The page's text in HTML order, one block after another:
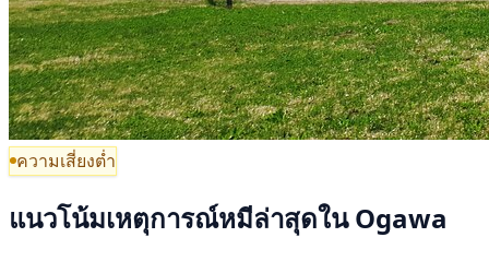
ความเสี่ยงต่ำ
แนวโน้มเหตุการณ์หมีล่าสุดใน Ogawa